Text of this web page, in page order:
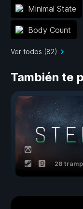
Minimal State
Body Count
Ver todos (82)
También te
28